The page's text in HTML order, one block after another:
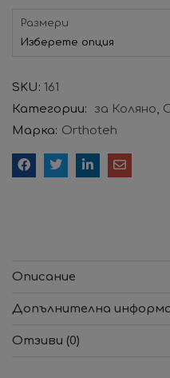
Размери
Изберете опция
SKU: 161
Категории: за Коляно
Марка: Orthoteh
Описание
Допълнителна
Отзиви (0)